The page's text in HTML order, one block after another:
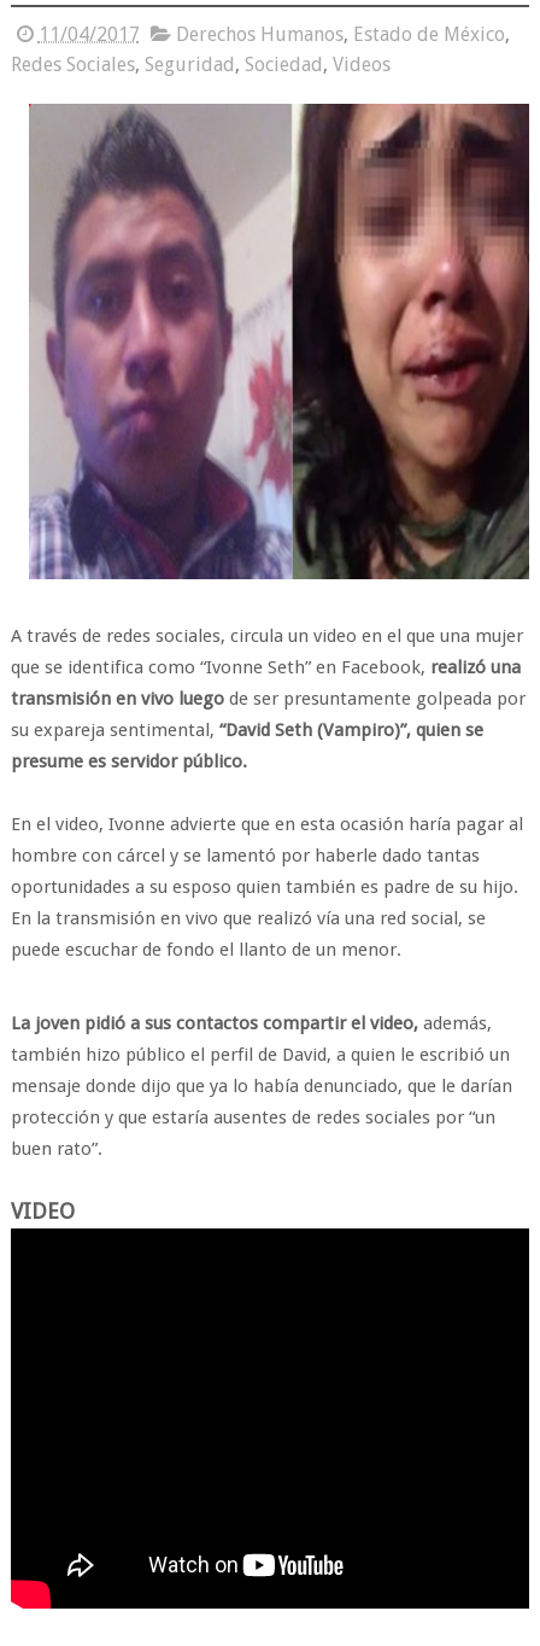
11/04/2017 Derechos Humanos, Estado de México,
Redes Sociales, Seguridad, Sociedad, Videos
A través de redes sociales, circula un video en el que una mujer
que se identifica como “Ivonne Seth” en Facebook, realizó una
transmisión en vivo luego de ser presuntamente golpeada por
su expareja sentimental, “David Seth (Vampiro)”, quien se
presume es servidor público.
En el video, Ivonne advierte que en esta ocasión haría pagar al
hombre con cárcel y se lamentó por haberle dado tantas
oportunidades a su esposo quien también es padre de su hijo.
En la transmisión en vivo que realizó vía una red social, se
puede escuchar de fondo el llanto de un menor.
La joven pidió a sus contactos compartir el video,además,
también hizo público el perfil de David, a quien le escribió un
mensaje donde dijo que ya lo había denunciado, que le darían
protección y que estaría ausentes de redes sociales por “un
buen rato”.
VIDEO